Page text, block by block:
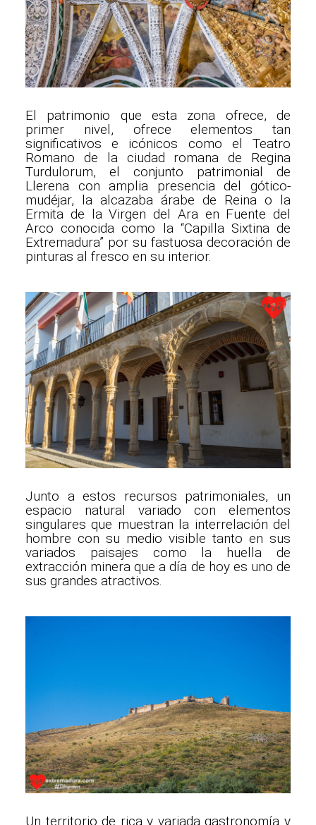
El patrimonio que esta zona ofrece, de
primer nivel, ofrece elementos tan
significativos e icónicos como el Teatro
Romano de la ciudad romana de Regina
Turdulorum, el conjunto patrimonial de
Llerena con amplia presencia del gótico-
mudéjar, la alcazaba árabe de Reina o la
Ermita de la Virgen del Ara en Fuente del
Arco conocida como la “Capilla Sixtina de
Extremadura” por su fastuosa decoración de
pinturas al fresco en su interior.
Junto a estos recursos patrimoniales, un
espacio natural variado con elementos
singulares que muestran la interrelación del
hombre con su medio visible tanto en sus
variados paisajes como la huella de
extracción minera que a día de hoy es uno de
sus grandes atractivos.
Un territorio de rica y variada gastronomía y